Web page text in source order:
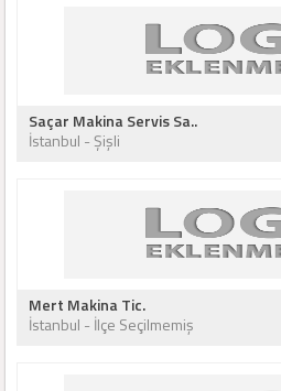
Saçar Makina Servis Sa..
İstanbul - Şişli
Mert Makina Tic.
İstanbul - İlçe Seçilmemiş